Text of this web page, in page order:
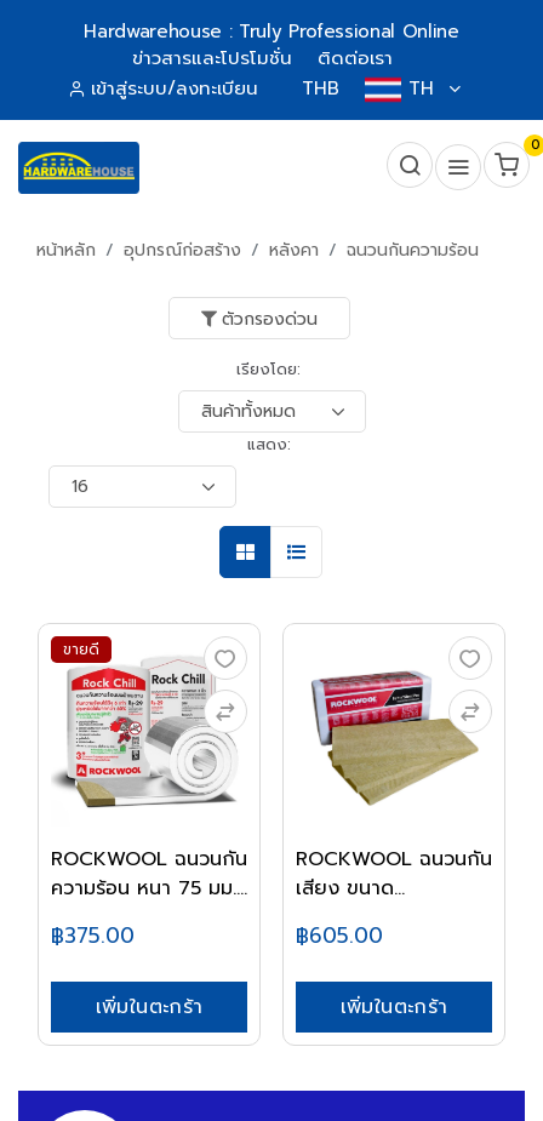
Hardwarehouse : Truly Professional Online
ข่าวสารและโปรโมชั่น
ติดต่อเรา
เข้าสู่ระบบ/ลงทะเบียน
THB TH
0
หน้าหลัก อุปกรณ์ก่อสร้าง หลังคา ฉนวนกันความร้อน
ตัวกรองด่วน
เรียงโดย:
แสดง:
ขายดี
ROCKWOOL ฉนวนกัน
ความร้อน หนา 75 มม....
฿375.00
เพิ่มในตะกร้า
ROCKWOOL ฉนวนกัน
เสียง ขนาด
฿605.00
เพิ่มในตะกร้า